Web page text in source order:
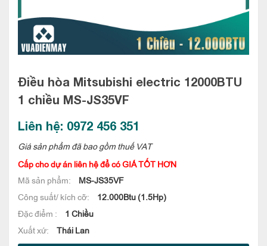
Điều hòa Mitsubishi electric 12000BTU
1 chiều MS-JS35VF
Liên hệ: 0972 456 351
Giá sản phẩm đã bao gồm thuế VAT
Cấp cho dự án liên hệ để có GIÁ TỐT HƠN
Mã sản phẩm:
MS-JS35VF
Công suất/ kích cỡ:
12.000Btu (1.5Hp)
Đặc điểm :
1 Chiều
Xuất xứ:
Thái Lan